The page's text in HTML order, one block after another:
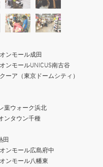
ンモール成田
ンモールUNICUS南古谷
ーア（東京ドームシティ）
葉ウォーク浜北
ンタウン千種
田
ンモール広島府中
ンモール八幡東